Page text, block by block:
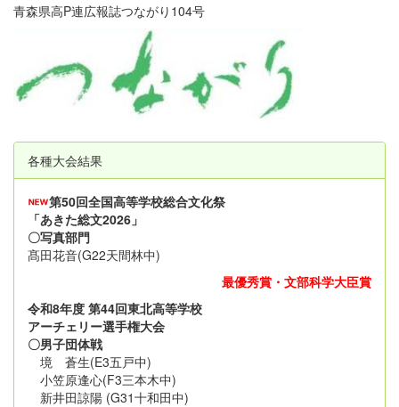
青森県高P連広報誌つながり104号
各種大会結果
第50回全国高等学校総合文化祭
「あきた総文2026」
〇写真部門
髙田花音(G22天間林中)
最優秀賞・文部科学大臣賞
令和8年度 第44回東北高等学校
アーチェリー選手権大会
〇男子団体戦
境 蒼生(E3五戸中)
小笠原逢心(F3三本木中)
新井田諒陽 (G31十和田中)